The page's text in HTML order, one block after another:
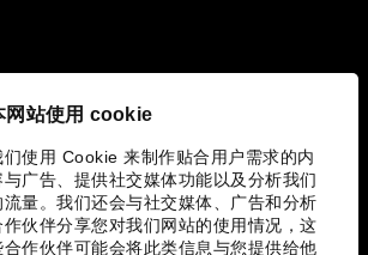
网站使用 cookie
们使用 Cookie 来制作贴合用户需求的内
与广告、提供社交媒体功能以及分析我们
流量。我们还会与社交媒体、广告和分析
作伙伴分享您对我们网站的使用情况，这
合作伙伴可能会将此类信息与您提供给他